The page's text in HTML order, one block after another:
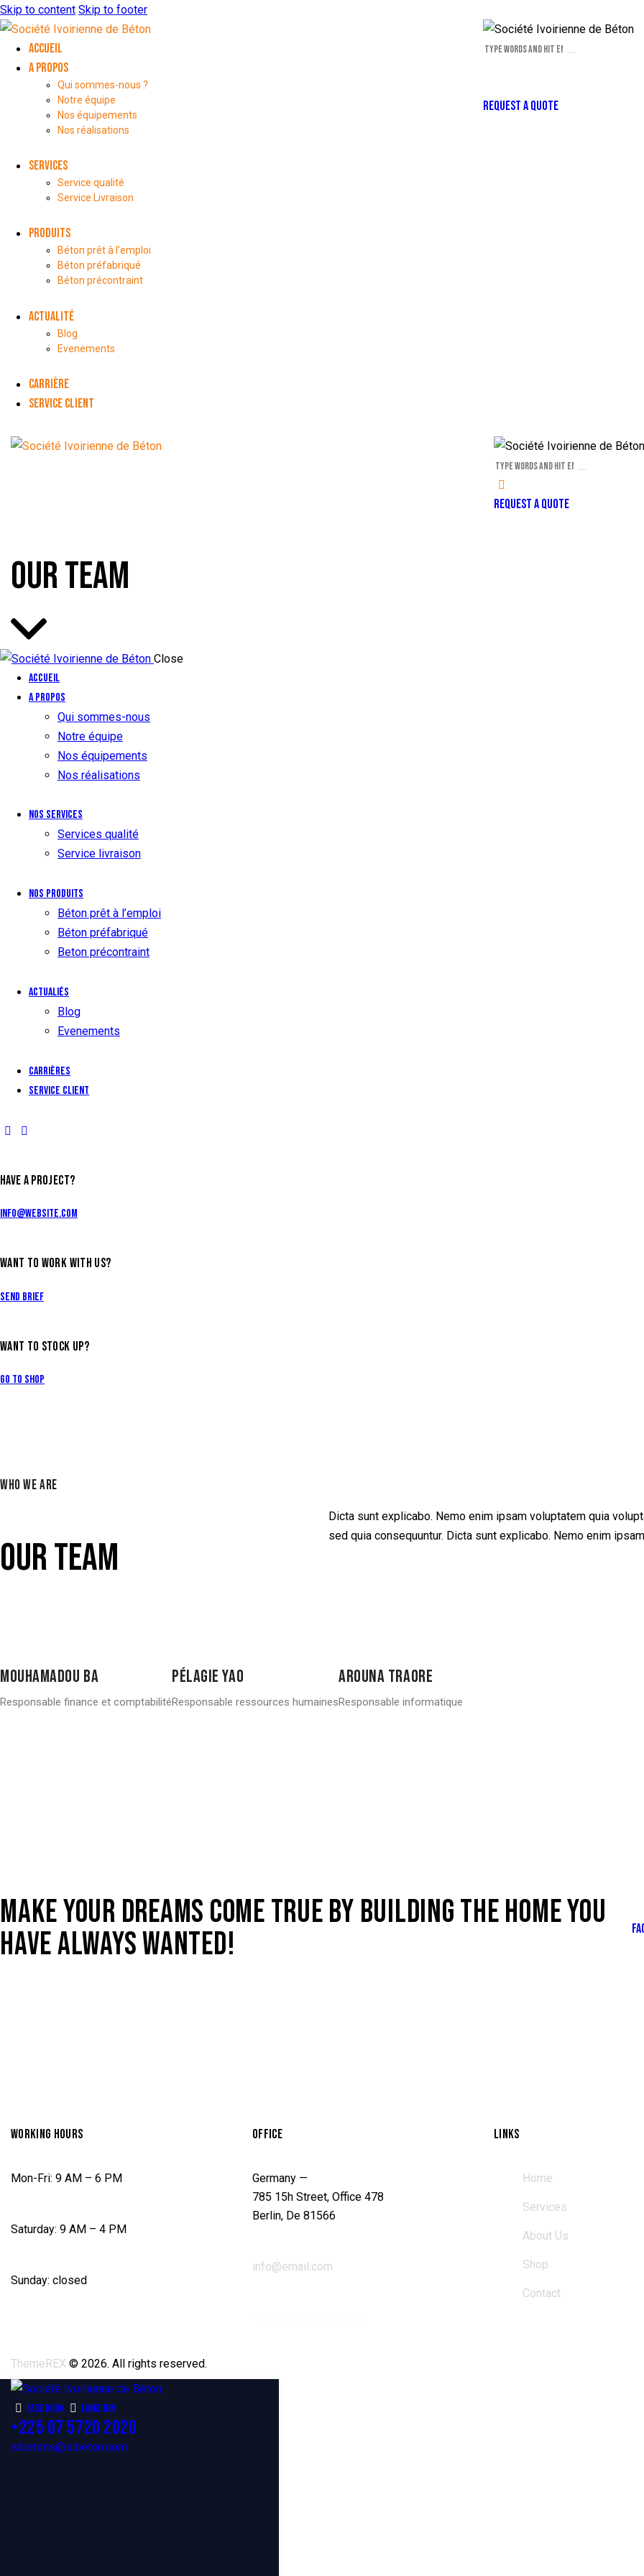
Skip to content Skip to footer
ACCUEIL
A PROPOS
Qui sommes-nous ?
Notre équipe
Nos équipements
Nos réalisations
SERVICES
Service qualité
Service Livraison
PRODUITS
Béton prêt à l’emploi
Béton préfabriqué
Béton précontraint
ACTUALITÉ
Blog
Evenements
CARRIÈRE
SERVICE CLIENT
REQUEST A QUOTE
REQUEST A QUOTE
OUR TEAM
Close
Accueil
A propos
Qui sommes-nous
Notre équipe
Nos équipements
Nos réalisations
Nos services
Services qualité
Service livraison
Nos produits
Béton prêt à l’emploi
Béton préfabriqué
Beton précontraint
Actualiés
Blog
Evenements
Carrières
Service client
HAVE A PROJECT?
info@website.com
WANT TO WORK WITH US?
Send Brief
WANT TO STOCK UP?
Go to Shop
WHO WE ARE
OUR TEAM
Dicta sunt explicabo. Nemo enim ipsam voluptatem quia
sed quia consequuntur. Dicta sunt explicabo. Nemo enim
MOUHAMADOU BA
Responsable finance et comptabilité
PÉLAGIE YAO
Responsable ressources humaines
AROUNA TRAORE
Responsable informatique
MAKE YOUR DREAMS COME TRUE BY BUILDING THE HOME YOU
HAVE ALWAYS WANTED!
WORKING HOURS
Mon-Fri: 9 AM – 6 PM
Saturday: 9 AM – 4 PM
Sunday: closed
OFFICE
Germany —
785 15h Street, Office 478
Berlin, De 81566
info@email.com
LINKS
Home
Services
About Us
Shop
Contact
ThemeREX © 2026. All rights reserved.
Facebook Linkedin
+225 07 5720 2020
sibetons@sibeton.com